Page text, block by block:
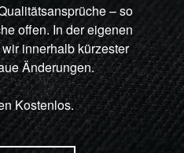
– so
offen. In der eigenen
innerhalb kürzester
Änderungen.
Kostenlos.